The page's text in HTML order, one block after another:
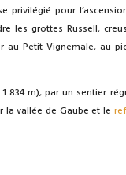
privilégié pour
les grottes Russell,
au Petit Vignemale, au
834 m), par un sentier
la vallée de Gaube et le